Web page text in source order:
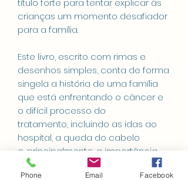
crianças um momento desafiador
para a família.
Este livro, escrito com rimas e
desenhos simples, conta de forma
singela a história de uma família
que está enfrentando o câncer e
o difícil processo do
tratamento, incluindo as idas ao
hospital, a queda do cabelo
e, principalmente, a importância
do amor para ajudar na cura.
Phone Email Facebook